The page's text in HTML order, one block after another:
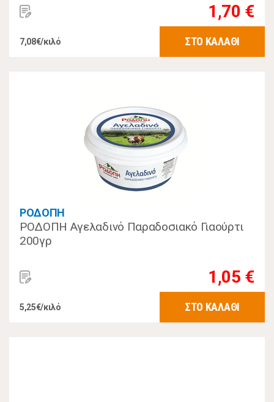
1,70 €
7,08€/κιλό ΣΤΟ ΚΑΛΑΘΙ
ΡΟΔΟΠΗ
ΡΟΔΟΠΗ Αγελαδινό Παραδοσιακό Γιαούρτι
200γρ
1,05 €
5,25€/κιλό ΣΤΟ ΚΑΛΑΘΙ